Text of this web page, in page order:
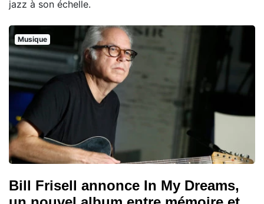
jazz à son échelle.
Musique
Bill Frisell annonce In My Dreams,